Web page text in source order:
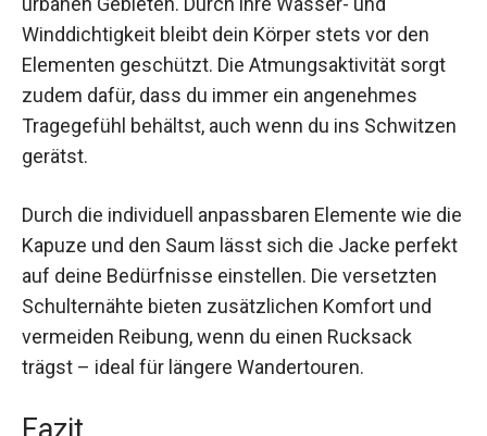
es beim Wandern, Trekking oder auch auf Reisen
in urbanen Gebieten. Durch ihre Wasser- und
Winddichtigkeit bleibt dein Körper stets vor den
Elementen geschützt. Die Atmungsaktivität sorgt
zudem dafür, dass du immer ein angenehmes
Tragegefühl behältst, auch wenn du ins
Schwitzen gerätst.
Durch die individuell anpassbaren Elemente wie
die Kapuze und den Saum lässt sich die Jacke
perfekt auf deine Bedürfnisse einstellen. Die
versetzten Schulternähte bieten zusätzlichen
Komfort und vermeiden Reibung, wenn du einen